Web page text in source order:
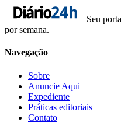
Seu
por semana.
Navegação
Sobre
Anuncie Aqui
Expediente
Práticas editoriais
Contato